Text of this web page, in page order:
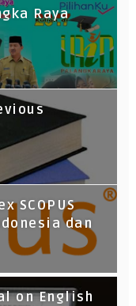
Raya
SCOPUS
dan
on English